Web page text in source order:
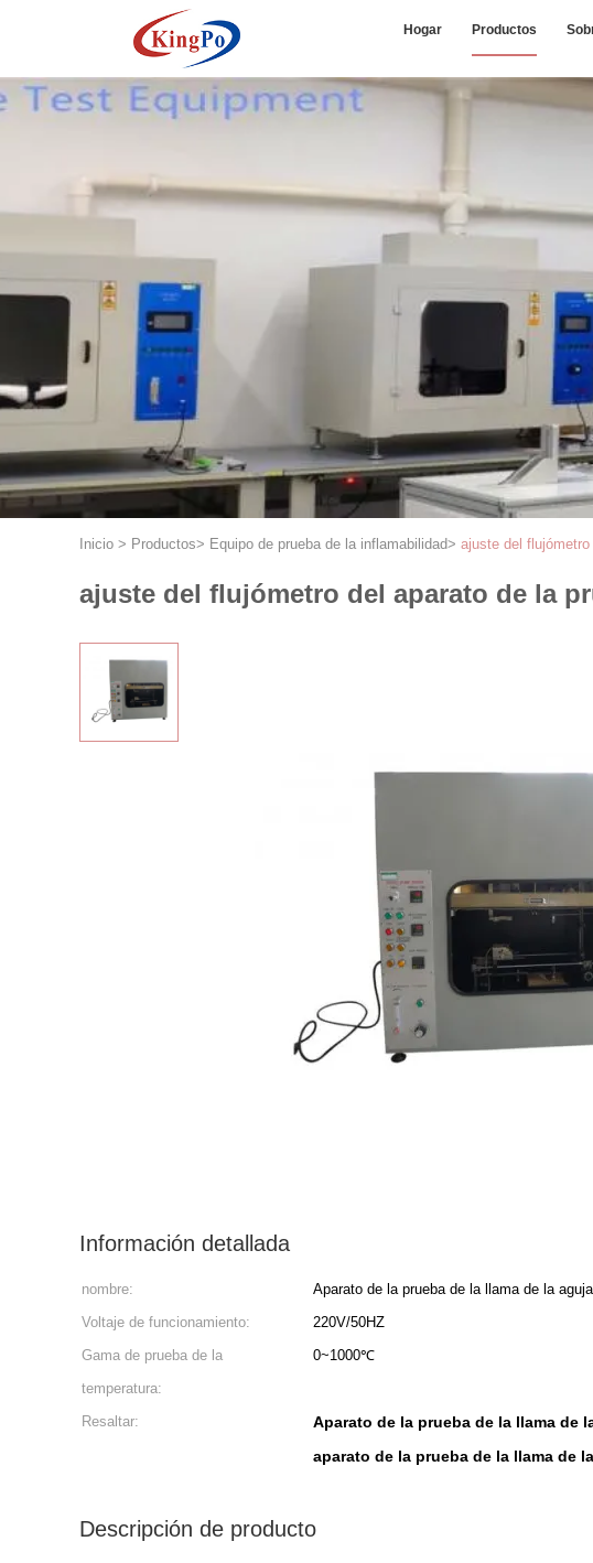
Hogar Productos
Inicio > Productos> Equipo de prueba de la inflamabilidad> ajuste del
ajuste del flujómetro del aparato de la
Información detallada
nombre: Aparato de la prueba de la llama de la aguja
Voltaje de funcionamiento:
220V/50HZ
Gama de prueba de la
temperatura:
0~1000℃
Resaltar: Aparato de la prueba de la llama de
aparato de la prueba de la llama de
Descripción de producto